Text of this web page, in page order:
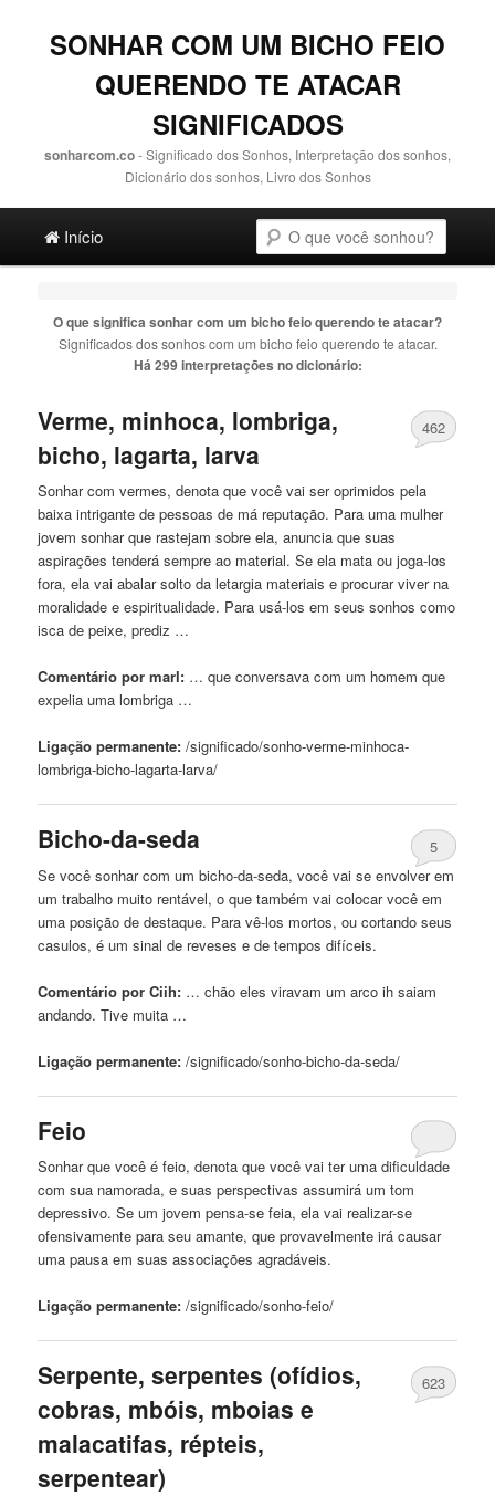
SONHAR COM UM BICHO FEIO
QUERENDO TE ATACAR
SIGNIFICADOS
sonharcom.co- Significado dos Sonhos, Interpretação dos sonhos,
Dicionário dos sonhos, Livro dos Sonhos
Ir para o conteúdo principal
Ir para o conteúdo secundário
Início
O que significa sonhar com um bicho feio querendo te atacar?
Significados dos sonhos com um bicho feio querendo te atacar.
Há 299 interpretações no dicionário:
Verme, minhoca, lombriga,
bicho, lagarta, larva
462
Sonhar com vermes, denota que você vai ser oprimidos pela
baixa intrigante de pessoas de má reputação. Para uma mulher
jovem sonhar que rastejam sobre ela, anuncia que suas
aspirações tenderá sempre ao material. Se ela mata ou joga-los
fora, ela vai abalar solto da letargia materiais e procurar viver na
moralidade e espiritualidade. Para usá-los em seus sonhos como
isca de peixe, prediz …
Comentário por marl: … que conversava comum homem que
expelia uma lombriga …
Ligação permanente: /significado/sonho-verme-minhoca-
lombriga-bicho-lagarta-larva/
Bicho-da-seda
5
Se você sonhar comum bicho-da-seda, você vai se envolver em
um trabalho muito rentável, o que também vai colocar você em
uma posição de destaque. Para vê-los mortos, ou cortando seus
casulos, éum sinal de reveses e de tempos difíceis.
Comentário por Ciih: … chão eles viravamum arco ih saiam
andando. Tive muita …
Ligação permanente: /significado/sonho-bicho-da-seda/
Feio
Sonhar que você éfeio, denota que você vai ter uma dificuldade
com sua namorada, e suas perspectivas assumiráum tom
depressivo. Seum jovem pensa-se feia, ela vai realizar-se
ofensivamente para seu amante, que provavelmente irá causar
uma pausa em suas associações agradáveis.
Ligação permanente: /significado/sonho-feio/
Serpente, serpentes (ofídios,
cobras, mbóis, mboias e
malacatifas, répteis,
serpentear)
623